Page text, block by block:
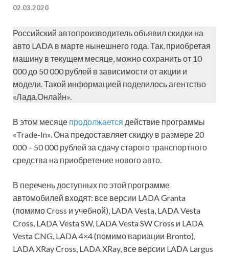
02.03.2020
Российский автопроизводитель объявил скидки на
авто LADA в марте нынешнего года. Так, приобретая
машину в текущем месяце, можно сохранить от 10
000 до 50 000 рублей в зависимости от акции и
модели. Такой информацией поделилось агентство
«Лада.Онлайн».
В этом месяце продолжается действие программы
«Trade-In». Она предоставляет скидку в размере 20
000 – 50 000 рублей за сдачу старого транспортного
средства на приобретение нового авто.
В перечень доступных по этой программе
автомобилей входят: все версии LADA Granta
(помимо Cross и учебной), LADA Vesta, LADA Vesta
Cross, LADA Vesta SW, LADA Vesta SW Cross и LADA
Vesta CNG, LADA 4×4 (помимо вариации Bronto),
LADA XRay Cross, LADA XRay, все версии LADA Largus